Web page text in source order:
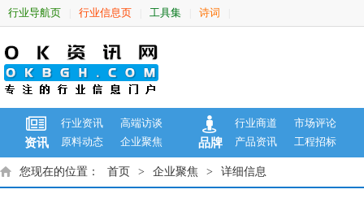
行业导航页 行业信息页 工具集 诗词
资讯
行业资讯
高端访谈
原料动态
企业聚焦 品牌
行业商道
市场评论
产品资讯
工程招标
您现在的位置： 首页 > 企业聚焦 > 详细信息